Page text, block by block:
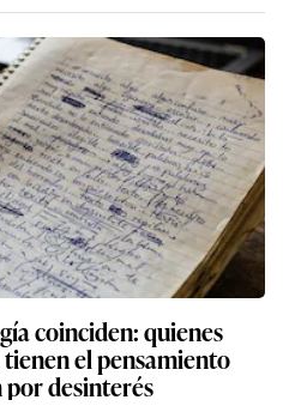
coinciden: quienes
el pensamiento
por desinterés